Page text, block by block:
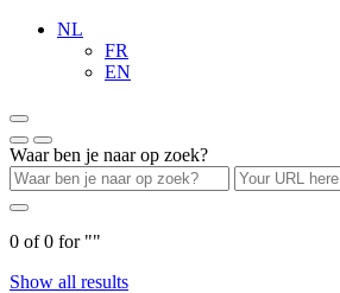
NL
FR
EN
Waar ben je naar op zoek?
0 of0 for ""
Show all results